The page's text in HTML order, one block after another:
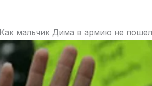
мальчик Дима в армию не пошел